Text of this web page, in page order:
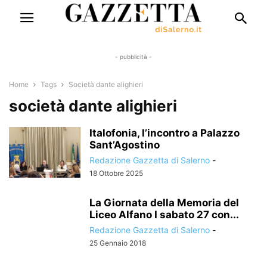
- pubblicità -
Home Tags Società dante alighieri
società dante alighieri
Italofonia, l’incontro a Palazzo
Sant’Agostino
Redazione Gazzetta di Salerno -
18 Ottobre 2025
La Giornata della Memoria del
Liceo Alfano I sabato 27 con...
Redazione Gazzetta di Salerno -
25 Gennaio 2018